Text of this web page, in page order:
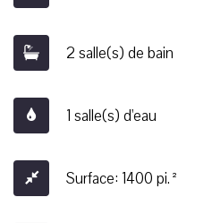
2 salle(s) de bain
1 salle(s) d'eau
Surface: 1400 pi.²